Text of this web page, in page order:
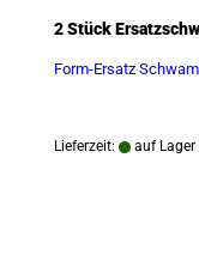
2 Stück
Form-Ersatz
Lieferzeit: auf Lager